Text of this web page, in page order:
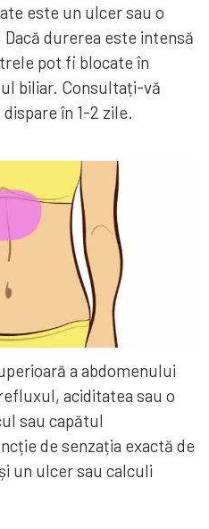
este un ulcer sau o
durerea este intensă
pot fi blocate în
biliar. Consultați-vă
în 1-2 zile.
a abdomenului
aciditatea sau o
sau capătul
de senzația exactă de
un ulcer sau calculi